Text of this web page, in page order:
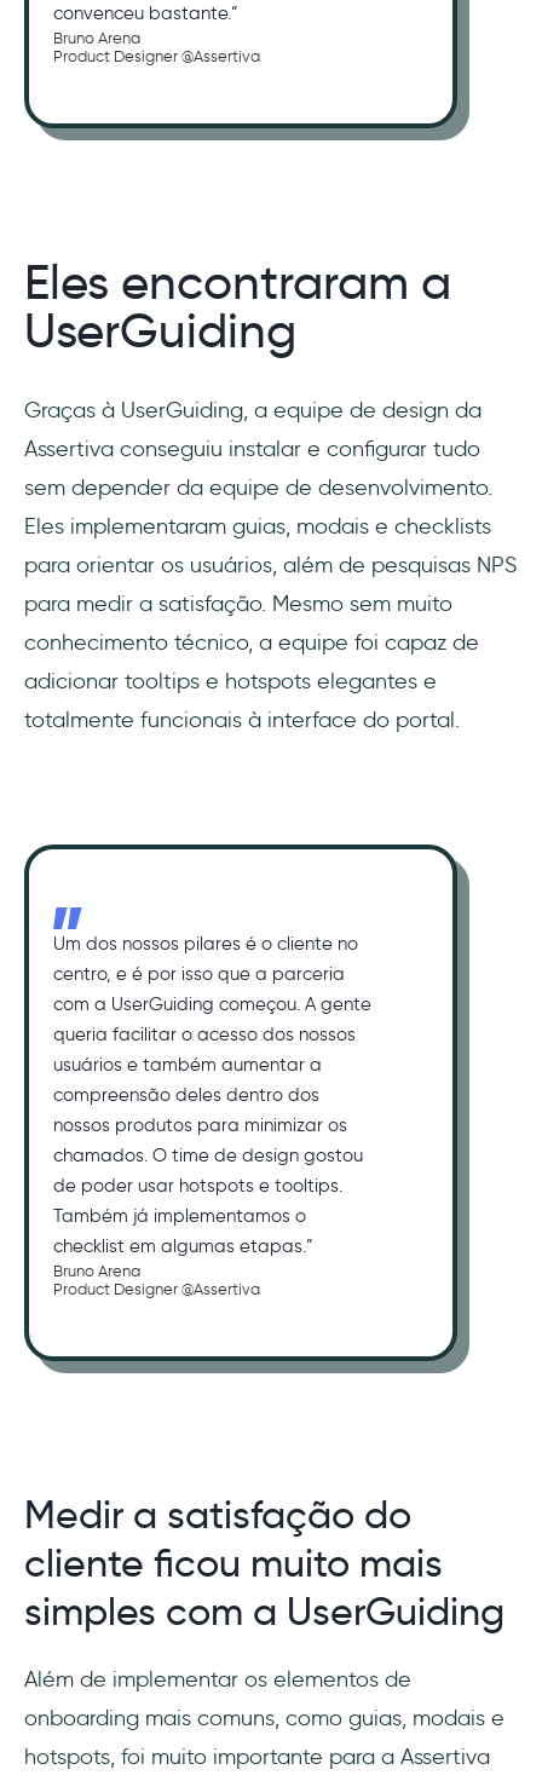
convenceu bastante.”
Bruno Arena
Product Designer @Assertiva
Eles encontraram a
UserGuiding
Graças à UserGuiding, a equipe de design da
Assertiva conseguiu instalar e configurar tudo
sem depender da equipe de desenvolvimento.
Eles implementaram guias, modais e checklists
para orientar os usuários, além de pesquisas NPS
para medir a satisfação. Mesmo sem muito
conhecimento técnico, a equipe foi capaz de
adicionar tooltips e hotspots elegantes e
totalmente funcionais à interface do portal.
Um dos nossos pilares é o cliente no
centro, e é por isso que a parceria
com a UserGuiding começou. A gente
queria facilitar o acesso dos nossos
usuários e também aumentar a
compreensão deles dentro dos
nossos produtos para minimizar os
chamados. O time de design gostou
de poder usar hotspots e tooltips.
Também já implementamos o
checklist em algumas etapas.”
Bruno Arena
Product Designer @Assertiva
Medir a satisfação do
cliente ficou muito mais
simples com a UserGuiding
Além de implementar os elementos de
onboarding mais comuns, como guias, modais e
hotspots, foi muito importante para a Assertiva